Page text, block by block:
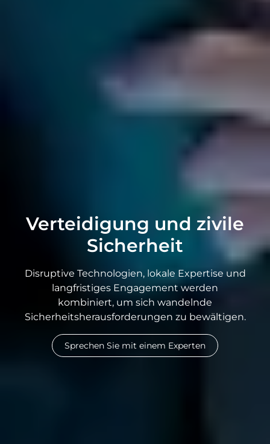
Verteidigung und zivile
Sicherheit
Disruptive Technologien, lokale Expertise und
langfristiges Engagement werden
kombiniert, um sich wandelnde
Sicherheitsherausforderungen zu bewältigen.
Sprechen Sie mit einem Experten